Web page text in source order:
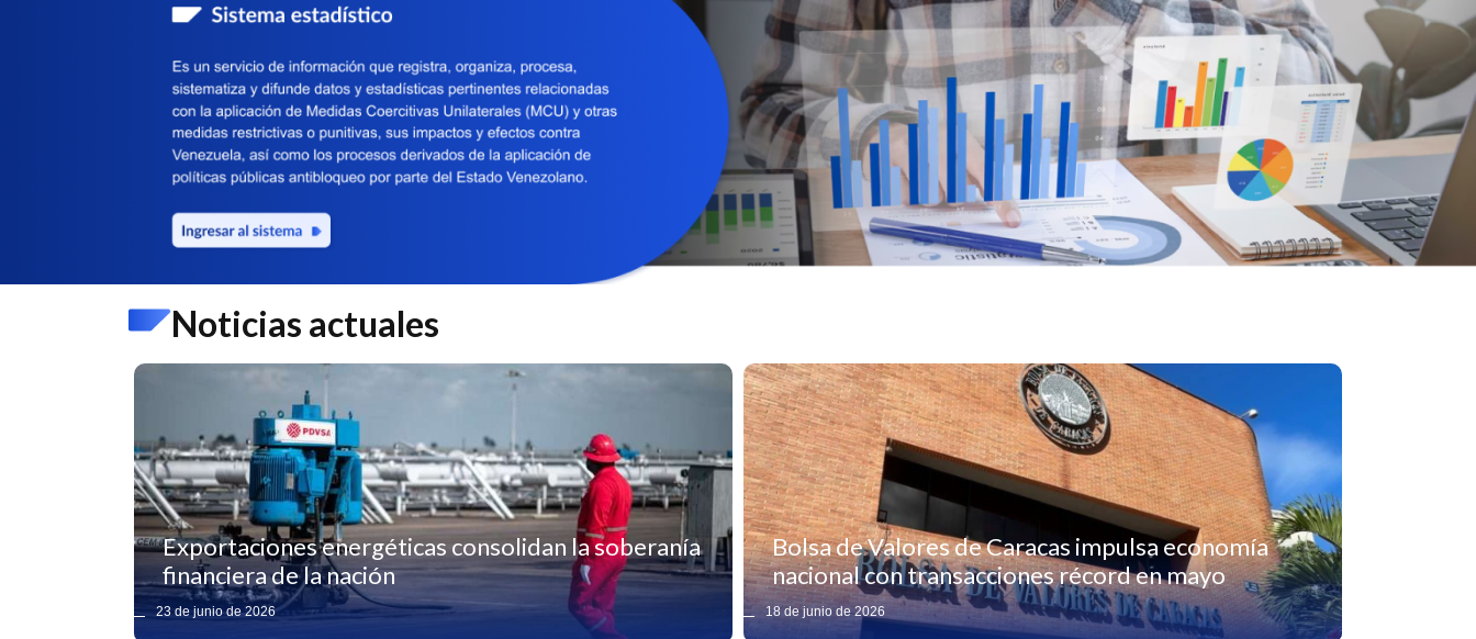
Noticias actuales
Exportaciones energéticas consolidan la soberanía
financiera de la nación
23 de junio de 2026
Bolsa de Valores de Caracas impulsa economía
nacional con transacciones récord en mayo
18 de junio de 2026